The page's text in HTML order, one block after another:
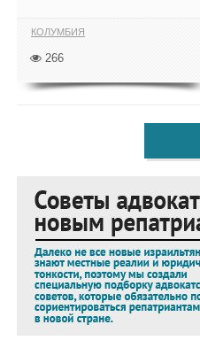
КОЛУМБИЯ
266